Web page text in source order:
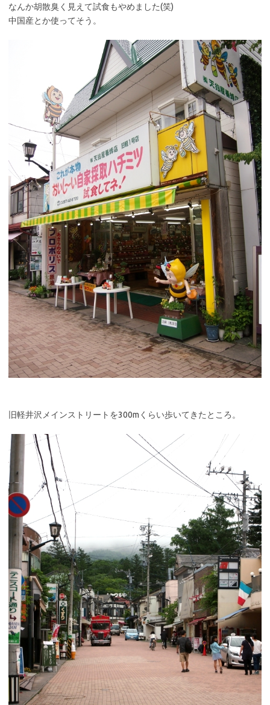
なんか胡散臭く見えて試食もやめました(笑)
中国産とか使ってそう。
旧軽井沢メインストリートを300mくらい歩いてきたところ。